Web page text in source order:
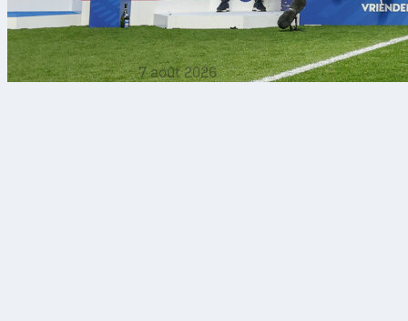
7 août 2026